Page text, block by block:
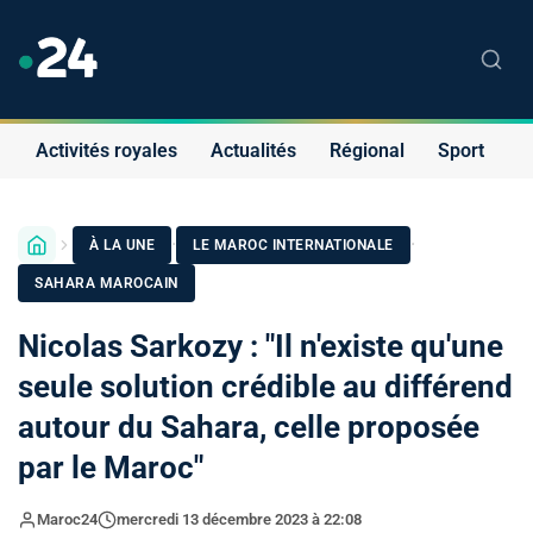
Activités royales Actualités Régional Sport
À LA UNE · LE MAROC INTERNATIONALE ·
SAHARA MAROCAIN
Nicolas Sarkozy : "Il n'existe qu'une
seule solution crédible au différend
autour du Sahara, celle proposée
par le Maroc"
Maroc24 mercredi 13 décembre 2023 à 22:08